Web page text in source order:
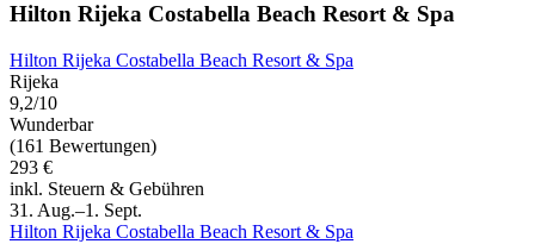
Hilton Rijeka Costabella Beach Resort & Spa
Hilton Rijeka Costabella Beach Resort & Spa
Rijeka
9,2/10
Wunderbar
(161 Bewertungen)
293 €
inkl. Steuern & Gebühren
31. Aug.–1. Sept.
Hilton Rijeka Costabella Beach Resort & Spa